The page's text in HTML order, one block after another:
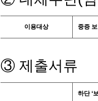
이용대상 중증
③ 제출서류
하단 ‘